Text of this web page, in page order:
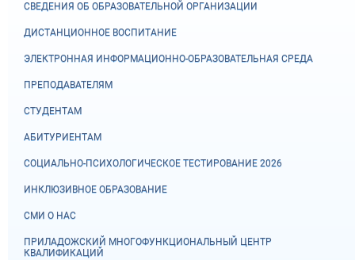
СВЕДЕНИЯ ОБ ОБРАЗОВАТЕЛЬНОЙ ОРГАНИЗАЦИИ
ДИСТАНЦИОННОЕ ВОСПИТАНИЕ
ЭЛЕКТРОННАЯ ИНФОРМАЦИОННО-ОБРАЗОВАТЕЛЬНАЯ СРЕДА
ПРЕПОДАВАТЕЛЯМ
СТУДЕНТАМ
АБИТУРИЕНТАМ
СОЦИАЛЬНО-ПСИХОЛОГИЧЕСКОЕ ТЕСТИРОВАНИЕ 2026
ИНКЛЮЗИВНОЕ ОБРАЗОВАНИЕ
СМИ О НАС
ПРИЛАДОЖСКИЙ МНОГОФУНКЦИОНАЛЬНЫЙ ЦЕНТР
КВАЛИФИКАЦИЙ